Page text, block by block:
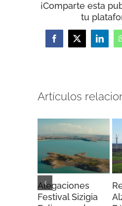
¡Comparte esta
tu
Facebook
X
Artículos
Alegaciones
Festival Sizigia